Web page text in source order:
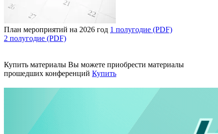
План мероприятий на 2026 год 1 полугодие (PDF)
2 полугодие (PDF)
Купить материалы Вы можете приобрести материалы
прошедших конференций Купить